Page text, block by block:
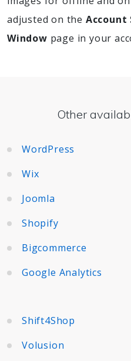
adjusted on the Account
Window page in your
Other
WordPress
Wix
Joomla
Shopify
Bigcommerce
Google Analytics
Shift4Shop
Volusion